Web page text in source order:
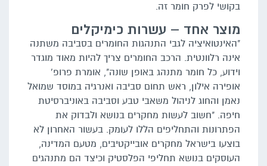
בקושי לפרק חומר זה.
מוצר אחד – עשרות כימיקלים
"האינטואיציה לגבי התנהגות החומרים בסביבה משתנה
אינה רלוונטית. הרכב החומרים צריך להיות מאוד מוגדר
וידוע, כל חומר מתנהג באופן שונה", אומרת פרופ'
אופירה אילון, ראש תחום סביבה ואנרגיה במוסד שמואל
נאמן והחוג לניהול משאבי טבע וסביבה באוניברסיטת
חיפה. "חשוב לעשות מחקרים בנושא ולבדוק את
הפתרונות והתחליפים הללו לעומק. בעשור האחרון לא
בוצעו בישראל מחקרים אובייקטיבים, מטעם המדינה,
העוסקים בנושא תחליפי הפלסטיק וכיצד הם מתנהגים